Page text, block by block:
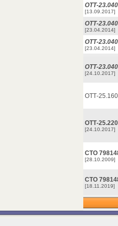
ОТТ-
[13.09.2017]
ОТТ-
[23.04.2014]
ОТТ-
[23.04.2014]
ОТТ-
[24.10.2017]
ОТТ-
ОТТ-
[24.10.2017]
СТО
[28.10.2009]
СТО
[18.11.2019]